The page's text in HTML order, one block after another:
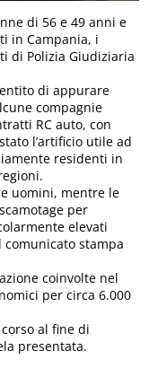
di 56 e 49 anni e
in Campania, i
di Polizia Giudiziaria
di appurare
compagnie
RC auto, con
l’artificio utile ad
residenti in
uomini, mentre le
per
elevati
comunicato stampa
coinvolte nel
per circa 6.000
al fine di
presentata.